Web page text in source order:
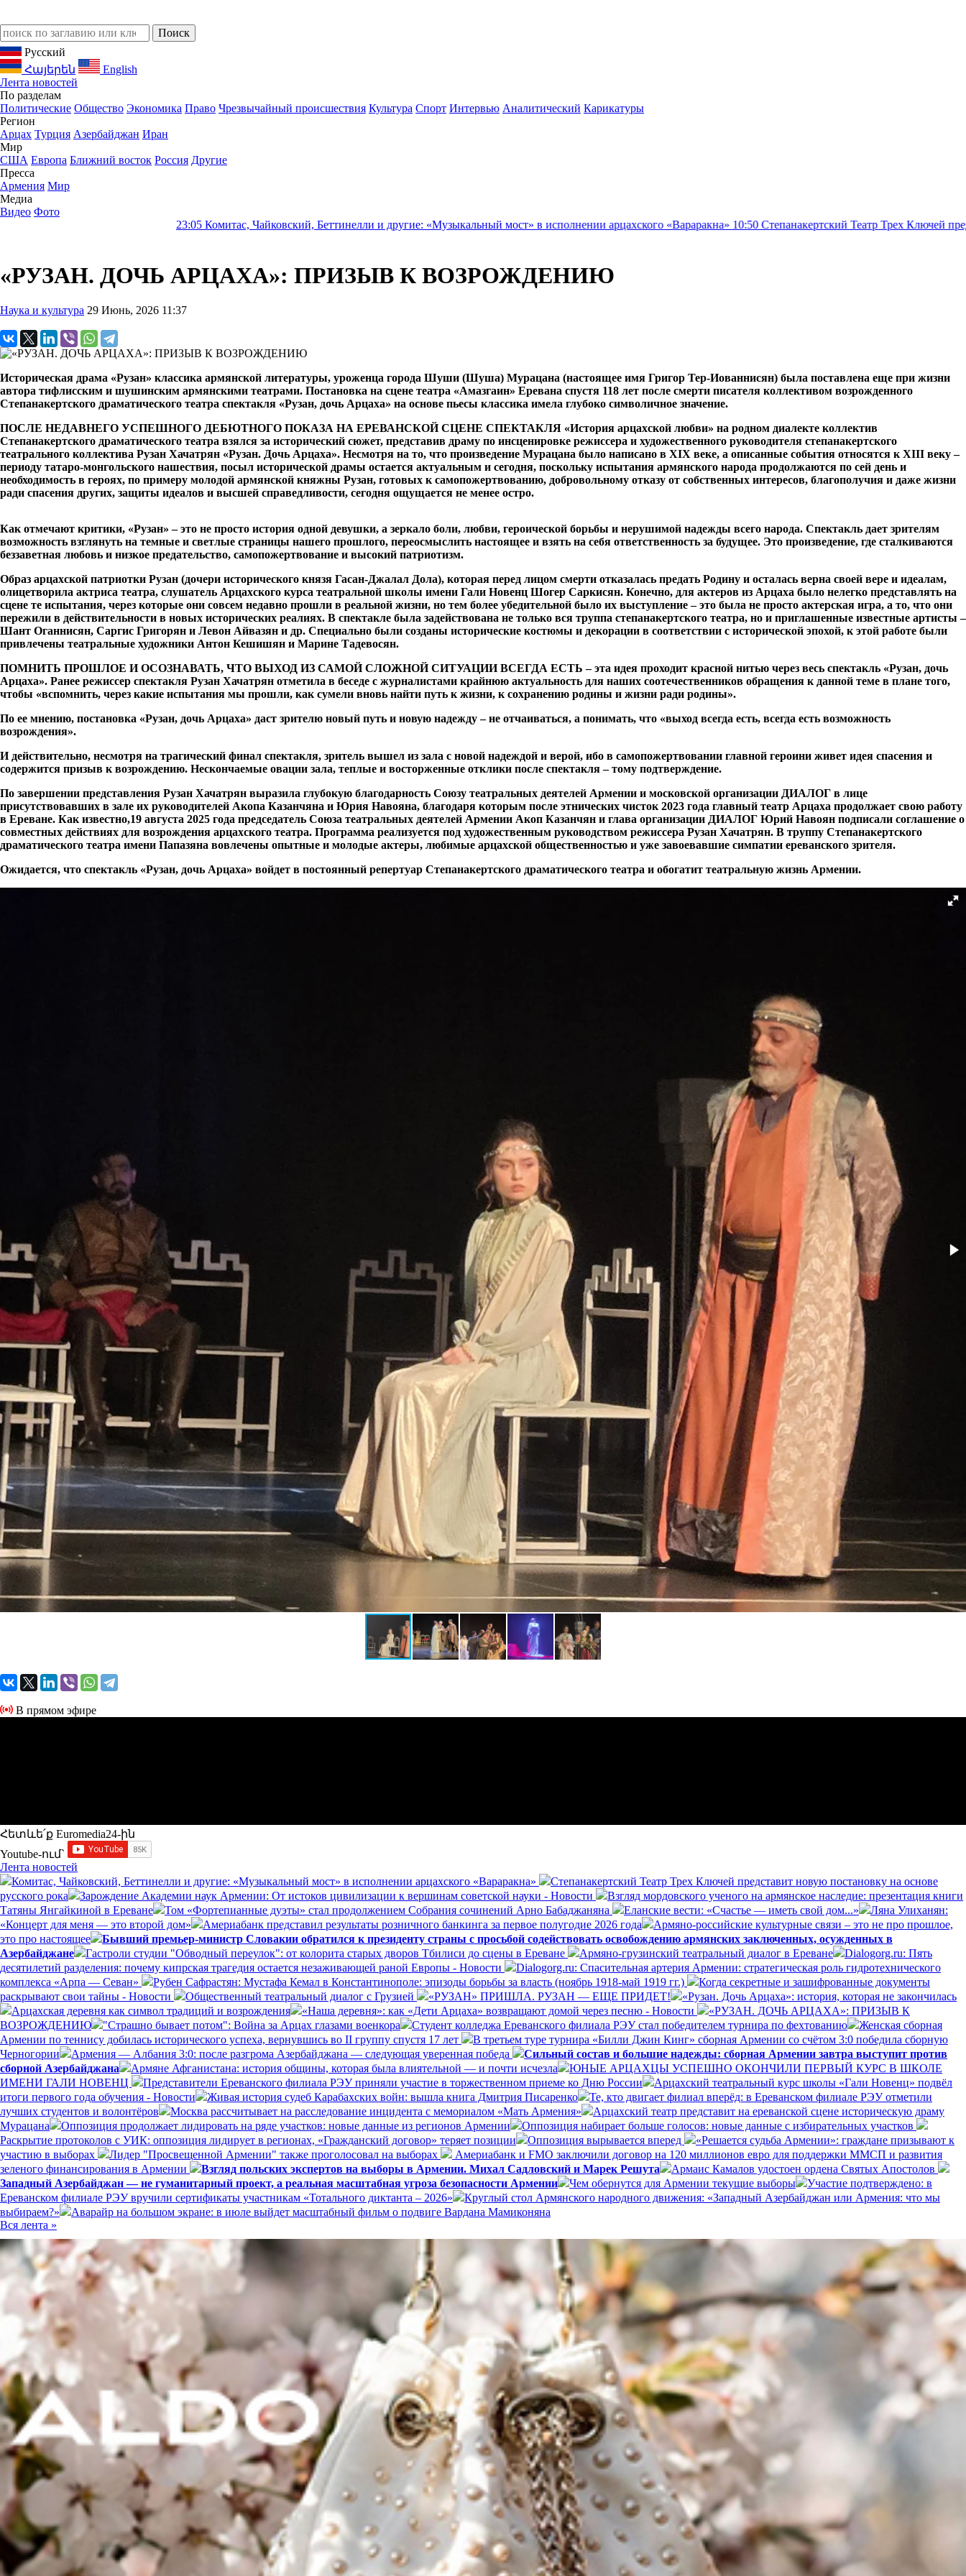
Русский
Հայերեն
English
Лента новостей
По разделам
Политические Общество Экономика Право Чрезвычайный происшествия Культура Спорт Интервью Аналитический Карикатуры
Регион
Арцах Турция Азербайджан Иран
Мир
США Европа Ближний восток Россия Другие
Пресса
Армения Мир
Медиа
Видео Фото
Комитас, Чайковский, Беттинелли и другие: «Музыкальный мост» в исполнении арцахского «Вараракна»10:50Степанакертский Театр Трех Ключей представит новую
«РУЗАН. ДОЧЬ АРЦАХА»: ПРИЗЫВ К ВОЗРОЖДЕНИЮ
Наука и культура 29 Июнь, 2026 11:37
Историческая драма «Рузан» классика армянской литературы, уроженца города Шуши (Шуша) Мурацана (настоящее имя Григор Тер-Иованнисян) была поставлена еще при жизни
автора тифлисским и шушинским армянскими театрами. Постановка на сцене театра «Амазгаин» Еревана спустя 118 лет после смерти писателя коллективом возрожденного
Степанакертского драматического театра спектакля «Рузан, дочь Арцаха» на основе пьесы классика имела глубоко символичное значение.
ПОСЛЕ НЕДАВНЕГО УСПЕШНОГО ДЕБЮТНОГО ПОКАЗА НА ЕРЕВАНСКОЙ СЦЕНЕ СПЕКТАКЛЯ «История арцахской любви» на родном диалекте коллектив
Степанакертского драматического театра взялся за исторический сюжет, представив драму по инсценировке режиссера и художественного руководителя степанакертского
театрального коллектива Рузан Хачатрян «Рузан. Дочь Арцаха». Несмотря на то, что произведение Мурацана было написано в XIX веке, а описанные события относятся к XIII веку –
периоду татаро-монгольского нашествия, посыл исторической драмы остается актуальным и сегодня, поскольку испытания армянского народа продолжаются по сей день и
необходимость в героях, по примеру молодой армянской княжны Рузан, готовых к самопожертвованию, добровольному отказу от собственных интересов, благополучия и даже жизни
ради спасения других, защиты идеалов и высшей справедливости, сегодня ощущается не менее остро.
Как отмечают критики, «Рузан» – это не просто история одной девушки, а зеркало боли, любви, героической борьбы и нерушимой надежды всего народа. Спектакль дает зрителям
возможность взглянуть на темные и светлые страницы нашего прошлого, переосмыслить настоящее и взять на себя ответственность за будущее. Это произведение, где сталкиваются
беззаветная любовь и низкое предательство, самопожертвование и высокий патриотизм.
Образ арцахской патриотки Рузан (дочери исторического князя Гасан-Джалал Дола), которая перед лицом смерти отказалась предать Родину и осталась верна своей вере и идеалам,
олицетворила актриса театра, слушатель Арцахского курса театральной школы имени Гали Новенц Шогер Саркисян. Конечно, для актеров из Арцаха было нелегко представлять на
сцене те испытания, через которые они совсем недавно прошли в реальной жизни, но тем более убедительной было их выступление – это была не просто актерская игра, а то, что они
пережили в действительности в новых исторических реалиях. В спектакле была задействована не только вся труппа степанакертского театра, но и приглашенные известные артисты –
Шант Оганнисян, Саргис Григорян и Левон Айвазян и др. Специально были созданы исторические костюмы и декорации в соответствии с исторической эпохой, к этой работе были
привлечены театральные художники Антон Кешишян и Марине Тадевосян.
ПОМНИТЬ ПРОШЛОЕ И ОСОЗНАВАТЬ, ЧТО ВЫХОД ИЗ САМОЙ СЛОЖНОЙ СИТУАЦИИ ВСЕГДА ЕСТЬ – эта идея проходит красной нитью через весь спектакль «Рузан, дочь
Арцаха». Ранее режиссер спектакля Рузан Хачатрян отметила в беседе с журналистами крайнюю актуальность для наших соотечественников обращения к данной теме в плане того,
чтобы «вспомнить, через какие испытания мы прошли, как сумели вновь найти путь к жизни, к сохранению родины и жизни ради родины».
По ее мнению, постановка «Рузан, дочь Арцаха» даст зрителю новый путь и новую надежду – не отчаиваться, а понимать, что «выход всегда есть, всегда есть возможность
возрождения».
И действительно, несмотря на трагический финал спектакля, зритель вышел из зала с новой надеждой и верой, ибо в самопожертвовании главной героини живет идея спасения и
содержится призыв к возрождению. Нескончаемые овации зала, теплые и восторженные отклики после спектакля – тому подтверждение.
По завершении представления Рузан Хачатрян выразила глубокую благодарность Союзу театральных деятелей Армении и московской организации ДИАЛОГ в лице
присутствовавших в зале их руководителей Акопа Казанчяна и Юрия Навояна, благодаря которым после этнических чисток 2023 года главный театр Арцаха продолжает свою работу
в Ереване. Как известно,19 августа 2025 года председатель Союза театральных деятелей Армении Акоп Казанчян и глава организации ДИАЛОГ Юрий Навоян подписали соглашение о
совместных действиях для возрождения арцахского театра. Программа реализуется под художественным руководством режиссера Рузан Хачатрян. В труппу Степанакертского
драматического театра имени Папазяна вовлечены опытные и молодые актеры, любимые арцахской общественностью и уже завоевавшие симпатии ереванского зрителя.
Ожидается, что спектакль «Рузан, дочь Арцаха» войдет в постоянный репертуар Степанакертского драматического театра и обогатит театральную жизнь Армении.
В прямом эфире
Հետևե՛ք Euromedia24-ին
Youtube-ում`
Лента новостей
Комитас, Чайковский, Беттинелли и другие: «Музыкальный мост» в исполнении арцахского «Вараракна»
Степанакертский Театр Трех Ключей представит новую постановку на основе
русского рока
Зарождение Академии наук Армении: От истоков цивилизации к вершинам советской науки - Новости
Взгляд мордовского ученого на армянское наследие: презентация книги
Татяны Янгайкиной в Ереване
Том «Фортепианные дуэты» стал продолжением Собрания сочинений Арно Бабаджаняна Еланские вести: «Счастье — иметь свой дом...»
Ляна Улиханян:
«Концерт для меня — это второй дом»
Америабанк представил результаты розничного банкинга за первое полугодие 2026 года
Армяно-российские культурные связи – это не про прошлое,
это про настоящее
Бывший премьер-министр Словакии обратился к президенту страны с просьбой содействовать освобождению армянских заключенных, осужденных в
Азербайджане
Гастроли студии "Обводный переулок": от колорита старых дворов Тбилиси до сцены в Ереване Армяно-грузинский театральный диалог в Ереване
Dialogorg.ru: Пять
десятилетий разделения: почему кипрская трагедия остается незаживающей раной Европы - Новости
Dialogorg.ru: Спасительная артерия Армении: стратегическая роль гидротехнического
комплекса «Арпа — Севан»
Рубен Сафрастян: Мустафа Кемал в Константинополе: эпизоды борьбы за власть (ноябрь 1918-май 1919 гг.)
Когда секретные и зашифрованные документы
раскрывают свои тайны - Новости
Общественный театральный диалог с Грузией «РУЗАН» ПРИШЛА. РУЗАН — ЕЩЕ ПРИДЕТ!
«Рузан. Дочь Арцаха»: история, которая не закончилась
Арцахская деревня как символ традиций и возрождения
«Наша деревня»: как «Дети Арцаха» возвращают домой через песню - Новости
«РУЗАН. ДОЧЬ АРЦАХА»: ПРИЗЫВ К
ВОЗРОЖДЕНИЮ
"Страшно бывает потом": Война за Арцах глазами военкора Студент колледжа Ереванского филиала РЭУ стал победителем турнира по фехтованию
Женская сборная
Армении по теннису добилась исторического успеха, вернувшись во II группу спустя 17 лет
В третьем туре турнира «Билли Джин Кинг» сборная Армении со счётом 3:0 победила сборную
Черногории
Армения — Албания 3:0: после разгрома Азербайджана — следующая уверенная победа
Сильный состав и большие надежды: сборная Армении завтра выступит против
сборной Азербайджана
Армяне Афганистана: история общины, которая была влиятельной — и почти исчезла
ЮНЫЕ АРЦАХЦЫ УСПЕШНО ОКОНЧИЛИ ПЕРВЫЙ КУРС В ШКОЛЕ
ИМЕНИ ГАЛИ НОВЕНЦ
Представители Ереванского филиала РЭУ приняли участие в торжественном приеме ко Дню России
Арцахский театральный курс школы «Гали Новенц» подвёл
итоги первого года обучения - Новости
Живая история судеб Карабахских войн: вышла книга Дмитрия Писаренко
Те, кто двигает филиал вперёд: в Ереванском филиале РЭУ отметили
лучших студентов и волонтёров
Москва рассчитывает на расследование инцидента с мемориалом «Мать Армения»
Арцахский театр представит на ереванской сцене историческую драму
Мурацана
Оппозиция продолжает лидировать на ряде участков: новые данные из регионов Армении
Оппозиция набирает больше голосов: новые данные с избирательных участков
Раскрытие протоколов с УИК: оппозиция лидирует в регионах, «Гражданский договор» теряет позиции
Оппозиция вырывается вперед
«Решается судьба Армении»: граждане призывают к
участию в выборах
Лидер "Просвещенной Армении" также проголосовал на выборах
Америабанк и FMO заключили договор на 120 миллионов евро для поддержки ММСП и развития
зеленого финансирования в Армении
Взгляд польских экспертов на выборы в Армении. Михал Садловский и Марек Решута
Армаис Камалов удостоен ордена Святых Апостолов
Западный Азербайджан — не гуманитарный проект, а реальная масштабная угроза безопасности Армении
Чем обернутся для Армении текущие выборы
Участие подтверждено: в
Ереванском филиале РЭУ вручили сертификаты участникам «Тотального диктанта – 2026»
Круглый стол Армянского народного движения: «Западный Азербайджан или Армения: что мы
выбираем?»
Аварайр на большом экране: в июле выйдет масштабный фильм о подвиге Вардана Мамиконяна
Вся лента »